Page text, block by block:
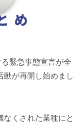
緊急事態宣言が全
動が再開し始めまし
なくされた業種にと